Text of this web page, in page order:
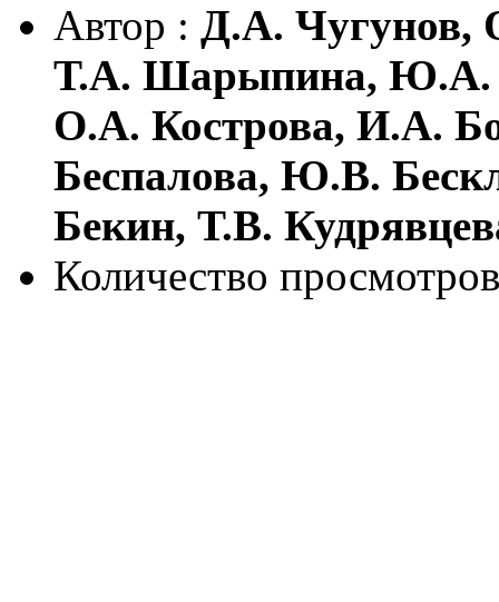
Автор : Д.А. Чугунов,
Т.А. Шарыпина, Ю.А.
О.А. Кострова, И.А.
Беспалова, Ю.В.
Бекин, Т.В.
Количество